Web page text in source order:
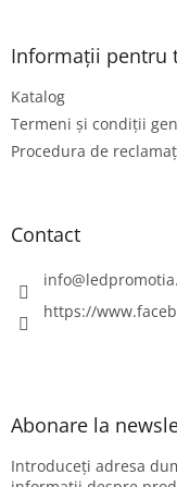
Informații pentru
Katalog
Termeni și condiții
Procedura de
Contact
info@
https://
Abonare la
Introduceţi adresa